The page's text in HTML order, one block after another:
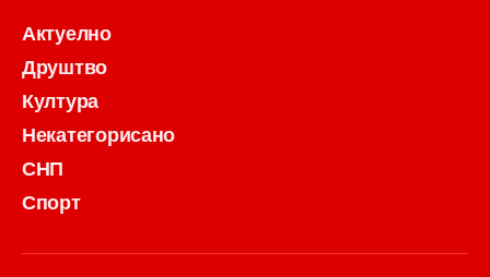
Актуелно
Друштво
Култура
Некатегорисано
СНП
Спорт